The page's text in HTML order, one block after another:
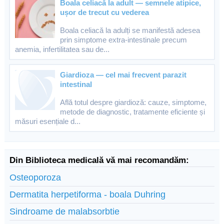
Boala celiacă la adult — semnele atipice,
ușor de trecut cu vederea
Boala celiacă la adulți se manifestă adesea
prin simptome extra-intestinale precum
anemia, infertilitatea sau de...
Giardioza — cel mai frecvent parazit
intestinal
Află totul despre giardioză: cauze, simptome,
metode de diagnostic, tratamente eficiente și
măsuri esențiale d...
Din Biblioteca medicală vă mai recomandăm:
Osteoporoza
Dermatita herpetiforma - boala Duhring
Sindroame de malabsorbtie